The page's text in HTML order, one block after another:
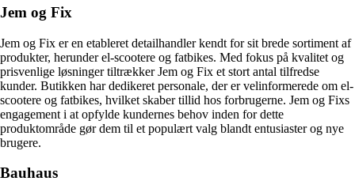
Jem og Fix
Jem og Fix er en etableret detailhandler kendt for sit brede sortiment af
produkter, herunder el-scootere og fatbikes. Med fokus på kvalitet og
prisvenlige løsninger tiltrækker Jem og Fix et stort antal tilfredse
kunder. Butikken har dedikeret personale, der er velinformerede om el-
scootere og fatbikes, hvilket skaber tillid hos forbrugerne. Jem og Fixs
engagement i at opfylde kundernes behov inden for dette
produktområde gør dem til et populært valg blandt entusiaster og nye
brugere.
Bauhaus